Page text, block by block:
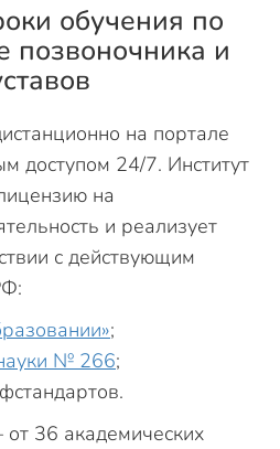
обучения по
позвоночника и
на портале
доступом 24/7. Институт
на
и реализует
с действующим
;
№ 266;
36 академических